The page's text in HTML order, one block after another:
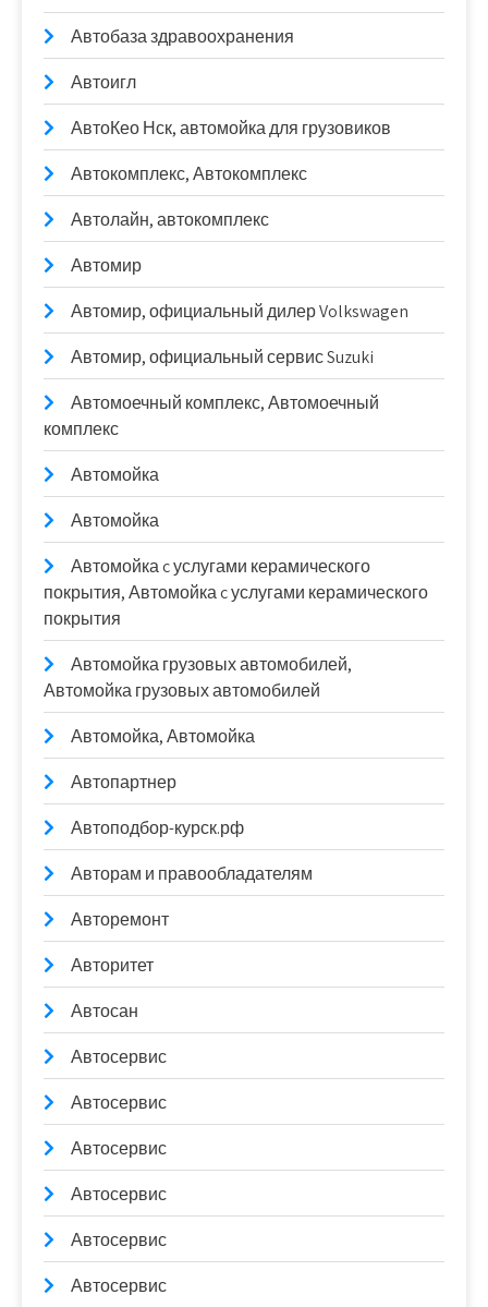
Автобаза здравоохранения
Автоигл
АвтоКео Нск, автомойка для грузовиков
Автокомплекс, Автокомплекс
Автолайн, автокомплекс
Автомир
Автомир, официальный дилер Volkswagen
Автомир, официальный сервис Suzuki
Автомоечный комплекс, Автомоечный
комплекс
Автомойка
Автомойка
Автомойка c услугами керамического
покрытия, Автомойка c услугами керамического
покрытия
Автомойка грузовых автомобилей,
Автомойка грузовых автомобилей
Автомойка, Автомойка
Автопартнер
Автоподбор-курск.рф
Авторам и правообладателям
Авторемонт
Авторитет
Автосан
Автосервис
Автосервис
Автосервис
Автосервис
Автосервис
Автосервис